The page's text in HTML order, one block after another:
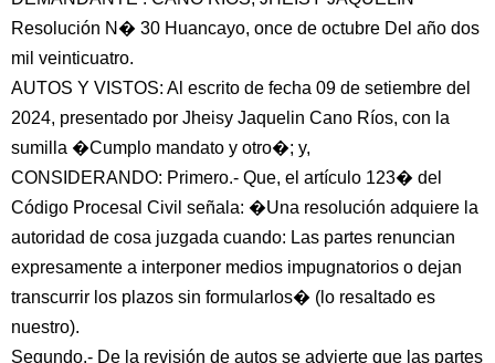
Resolución N� 30 Huancayo, once de octubre Del año dos
mil veinticuatro.
AUTOS Y VISTOS: Al escrito de fecha 09 de setiembre del
2024, presentado por Jheisy Jaquelin Cano Ríos, con la
sumilla �Cumplo mandato y otro�; y,
CONSIDERANDO: Primero.- Que, el artículo 123� del
Código Procesal Civil señala: �Una resolución adquiere la
autoridad de cosa juzgada cuando: Las partes renuncian
expresamente a interponer medios impugnatorios o dejan
transcurrir los plazos sin formularlos� (lo resaltado es
nuestro).
Segundo.- De la revisión de autos se advierte que las partes